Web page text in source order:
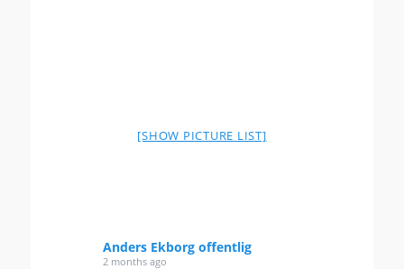
[SHOW PICTURE LIST]
Anders Ekborg offentlig
2 months ago